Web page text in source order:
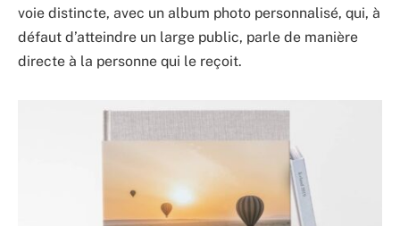
voie distincte, avec un album photo personnalisé, qui, à
défaut d’atteindre un large public, parle de manière
directe à la personne qui le reçoit.